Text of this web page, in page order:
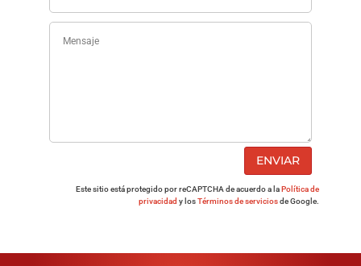
ENVIAR
Este sitio está protegido por reCAPTCHA de acuerdo a laPolítica de
privacidad y losTérminos de serviciosde Google.